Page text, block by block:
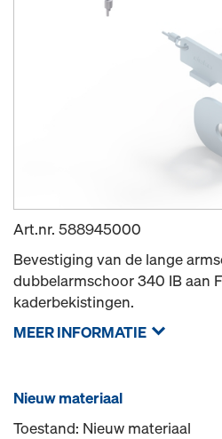
Art.nr. 588945000
Bevestiging van de lange
dubbelarmschoor 340 IB aan
kaderbekistingen.
MEER INFORMATIE
Nieuw materiaal
Toestand: Nieuw materiaal